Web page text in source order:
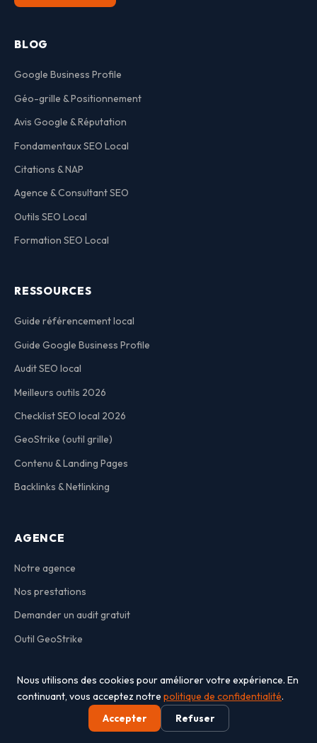
BLOG
Google Business Profile
Géo-grille & Positionnement
Avis Google & Réputation
Fondamentaux SEO Local
Citations & NAP
Agence & Consultant SEO
Outils SEO Local
Formation SEO Local
RESSOURCES
Guide référencement local
Guide Google Business Profile
Audit SEO local
Meilleurs outils 2026
Checklist SEO local 2026
GeoStrike (outil grille)
Contenu & Landing Pages
Backlinks & Netlinking
AGENCE
Notre agence
Nos prestations
Demander un audit gratuit
Outil GeoStrike
06 79 57 32 86
120 Rue du Général de Gaulle, 57860 Montois-la-Montagne
Nous utilisons des cookies pour améliorer votre expérience. En
continuant, vous acceptez notre politique de confidentialité.
Accepter
Refuser